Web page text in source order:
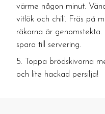
värme någon minut.
vitlök och chili. Fräs på
räkorna är
spara till servering.
Toppa brödskivorna
och lite hackad persilja!